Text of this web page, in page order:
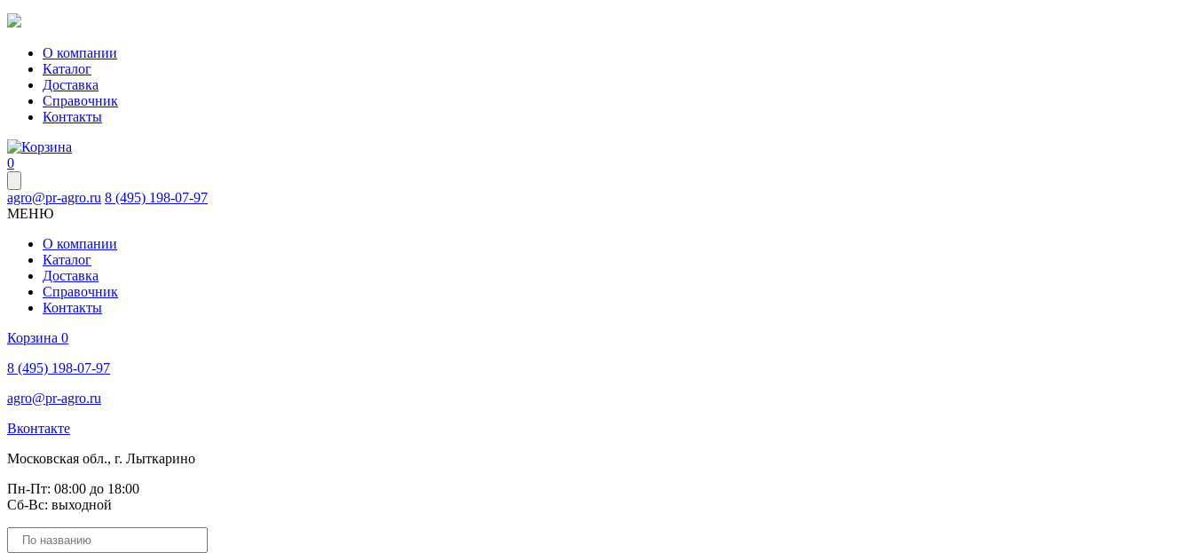
О компании
Каталог
Доставка
Справочник
Контакты
0
agro@pr-agro.ru 8 (495) 198-07-97
МЕНЮ
О компании
Каталог
Доставка
Справочник
Контакты
Корзина 0
8 (495) 198-07-97
agro@pr-agro.ru
Вконтакте
Московская обл., г. Лыткарино
Пн-Пт: 08:00 до 18:00
Сб-Вс: выходной
Поиск
товаров